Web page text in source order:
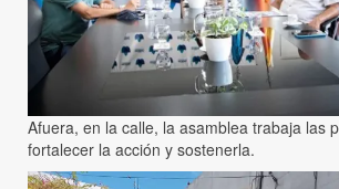
Afuera, en la calle, la asamblea trabaja las
fortalecer la acción y sostenerla.